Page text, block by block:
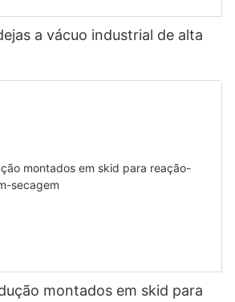
a vácuo industrial de alta
montados em skid para